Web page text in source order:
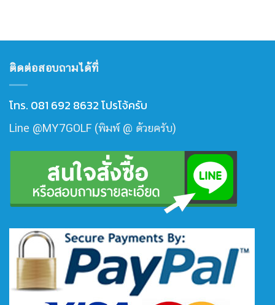
ติดต่อสอบถามได้ที่
โทร. 081 692 8632 โปรโจ้ครับ
Line @MY7GOLF (พิมพ์ @ ด้วยครับ)